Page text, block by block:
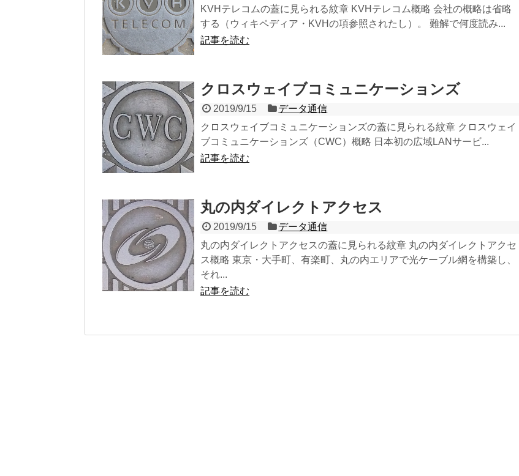
KVHテレコムの蓋に見られる紋章 KVHテレコム概略 会社の概略は省略
する（ウィキペディア・KVHの項参照されたし）。 難解で何度読み...
記事を読む
クロスウェイブコミュニケーションズ
2019/9/15
データ通信
クロスウェイブコミュニケーションズの蓋に見られる紋章 クロスウェイ
ブコミュニケーションズ（CWC）概略 日本初の広域LANサービ...
記事を読む
丸の内ダイレクトアクセス
2019/9/15
データ通信
丸の内ダイレクトアクセスの蓋に見られる紋章 丸の内ダイレクトアクセ
ス概略 東京・大手町、有楽町、丸の内エリアで光ケーブル網を構築し、
それ...
記事を読む